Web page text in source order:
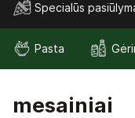
Specialūs
Pasta
mesainiai